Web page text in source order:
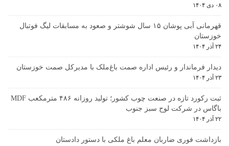
۰۸ دی ۱۴۰۴
قهرمانی آبی پوشان ۱۵ سال شوشتر و صعود به مسابقات لیگ فوتبال
خوزستان
۲۴ آذر ۱۴۰۴
دیدار فرماندار و رئیس اداره صمت باغ‌ملک با مدیرکل صمت خوزستان
۲۳ آذر ۱۴۰۴
ثبت رکورد تازه در صنعت چوب کشور؛ تولید روزانه ۴۸۶ مترمکعب MDF
باگاس در شرکت لوح سبز جنوب
۲۲ آذر ۱۴۰۴
بازداشت فوری ضاربان معلم باغ ملکی با دستور دادستان